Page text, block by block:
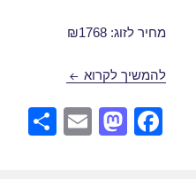
מחיר לזוג: ₪1768
להמשיך לקרוא חבילות נופש
F
M
E